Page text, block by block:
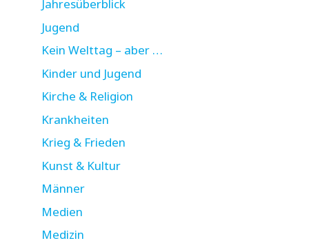
Jahresüberblick
Jugend
Kein Welttag – aber …
Kinder und Jugend
Kirche & Religion
Krankheiten
Krieg & Frieden
Kunst & Kultur
Männer
Medien
Medizin